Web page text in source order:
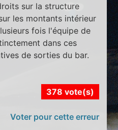
sur la structure
les montants intérieur
fois l'équipe de
dans ces
de sorties du bar.
378 vote(s)
Voter pour cette erreur